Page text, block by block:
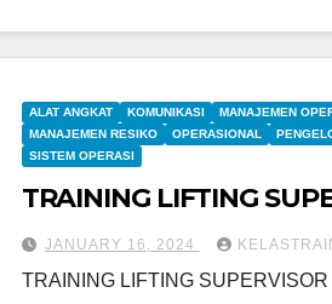
ALAT ANGKAT KOMUNIKASI
MANAJEMEN
MANAJEMEN RESIKO
OPERASIONAL
SISTEM OPERASI
TRAINING LIFTING
JANUARY 16, 2024
TRAINING LIFTING